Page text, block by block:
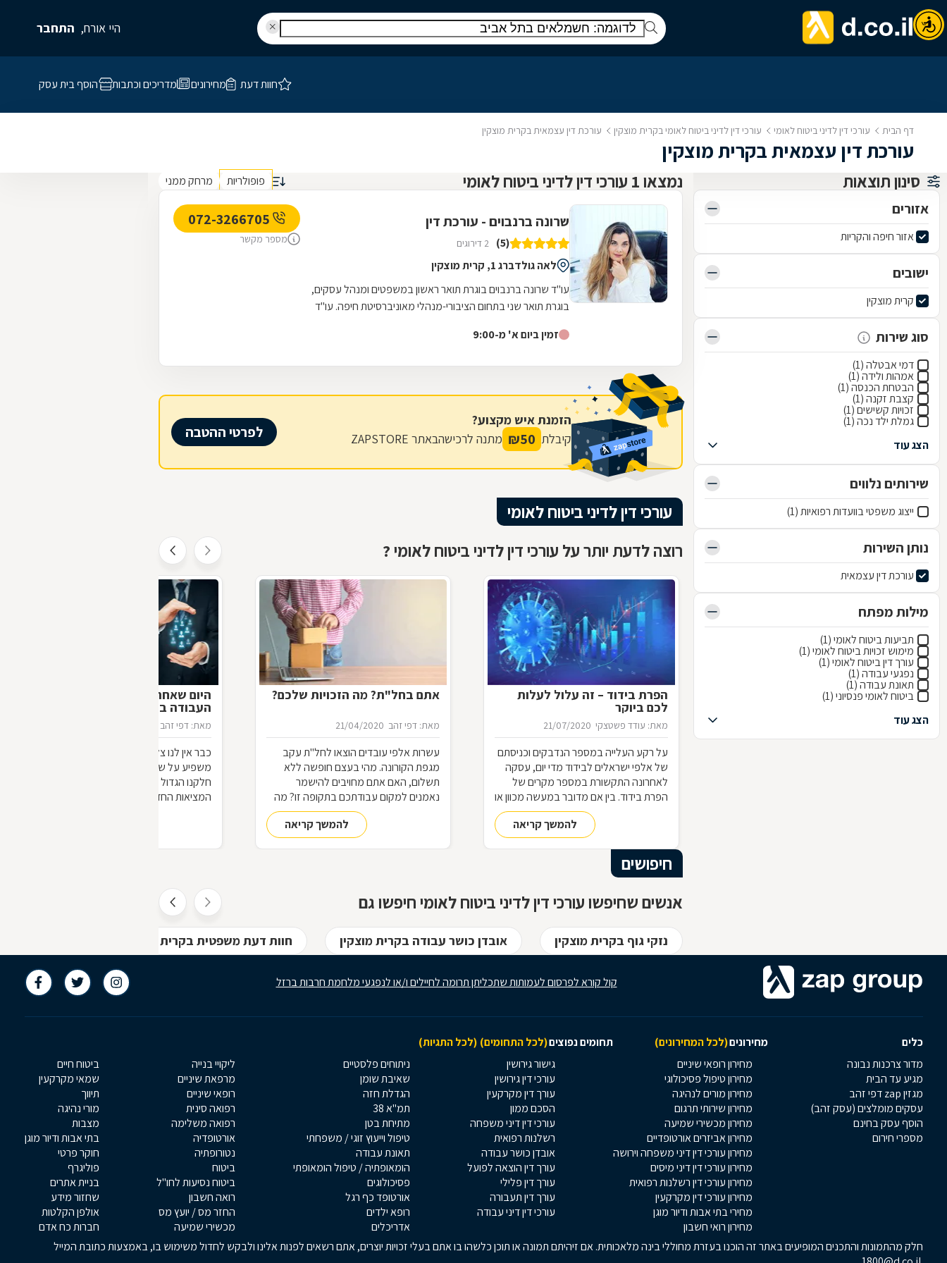
היי אורח, התחבר
חוות דעת מחירונים מדריכים וכתבות הוסף בית עסק
דף הבית עורכי דין לדיני ביטוח לאומי עורכי דין לדיני ביטוח לאומי בקרית מוצקין עורכת דין עצמאית בקרית מוצקין
עורכת דין עצמאית בקרית מוצקין
סינון תוצאות
אזורים
אזור חיפה והקריות
ישובים
קרית מוצקין
סוג שירות
דמי אבטלה (1)
אמהות ולידה (1)
הבטחת הכנסה (1)
קצבת זקנה (1)
זכויות קשישים (1)
גמלת ילד נכה (1)
הצג עוד
שירותים נלווים
ייצוג משפטי בוועדות רפואיות (1)
נותן השירות
עורכת דין עצמאית
מילות מפתח
תביעות ביטוח לאומי (1)
מימוש זכויות ביטוח לאומי (1)
עורך דין ביטוח לאומי (1)
נפגעי עבודה (1)
תאונת עבודה (1)
ביטוח לאומי פנסיוני (1)
הצג עוד
נמצאו 1 עורכי דין לדיני ביטוח לאומי פופולריות מרחק ממני
שרונה ברנבוים - עורכת דין
(5) 2 דירוגים
לאה גולדברג 1, קרית מוצקין
עו"ד שרונה ברנבוים בוגרת תואר ראשון במשפטים ומנהל עסקים,
בוגרת תואר שני בתחום הציבורי-מנהלי מאוניברסיטת חיפה. עו"ד
זמין ביום א' מ-9:00
מספר מקשר
הזמנת איש מקצוע?
קיבלת 50
₪ מתנה לרכישהבאתר ZAPSTORE לפרטי ההטבה
עורכי דין לדיני ביטוח לאומי
רוצה לדעת יותר על עורכי דין לדיני ביטוח לאומי ?
הפרת בידוד – זה עלול לעלות
לכם ביוקר
מאת: עודד פשטצקי 21/07/2020
על רקע העלייה במספר הנדבקים וכניסתם
של אלפי ישראלים לבידוד מדי יום, עסקה
לאחרונה התקשורת במספר מקרים של
הפרת בידוד. בין אם מדובר במעשה מכוון או
באי הבנה של תנאי הבידוד, להפרת הבידוד
ישנן השלכות אותן חשוב להכירלהמשך קריאה
אתם בחל"ת? מה הזכויות שלכם?
מאת: דפי זהב 21/04/2020
עשרות אלפי עובדים הוצאו לחל"ת עקב
מגפת הקורונה. מהי בעצם חופשה ללא
תשלום, האם אתם מחויבים להישמר
נאמנים למקום עבודתכם בתקופה זו? מה
ההבדל בין חל"ת לפיטורים? האם תחזרו
לעבודה בתום תקופת החל"ת?להמשך קריאה
היום שאחרי מחר: כיצד יראה עולם
העבודה ביום שאחרי הקורונה?
מאת: דפי זהב
כבר אין לנו צל של ספק שמשבר הקורונה
משפיע על שוק העבודה בישראל ובעולם.
חלקנו הגדול יכול כבר לנחש את פני
המציאות החדשה שתיווצר בעולם
וקטן של נדבקים, מספר הולך וקטן של
נפטרים, ועל ביטול מצב החירום. איננו
יודעים עדיין מתי יבוא היום הזה, אבל הוא
יבוא, וכאשר הוא יגיע, נגלה שוירוס הקורנה
היה רק הטריגר שדוחף את שוק העבודה
חיפושים
אנשים שחיפשו עורכי דין לדיני ביטוח לאומי חיפשו גם
נזקי גוף בקרית מוצקין אובדן כושר עבודה בקרית מוצקין חוות דעת משפטית בקרית מוצקין
קול קורא לפרסום לעמותות שתכליתן תרומה לחיילים ו/או לנפגעי מלחמת חרבות ברזל
כלים מחירונים(לכל המחירונים) תחומים נפוצים(לכל התחומים) (לכל התגיות)
מדור צרכנות נבונה
מגיע עד הבית
מגזין zap דפי זהב
עסקים מומלצים (עסק זהב)
הוסף עסק בחינם
מספרי חירום
מחירון רופאי שיניים
מחירון טיפול פסיכולוגי
מחירון מורים לנהיגה
מחירון שירותי תרגום
מחירון מכשירי שמיעה
מחירון אביזרים אורטופדיים
מחירון עורכי דין דיני משפחה וירושה
מחירון עורכי דין דיני מיסים
מחירון עורכי דין רשלנות רפואית
מחירון עורכי דין מקרקעין
מחירי בתי אבות ודיור מוגן
מחירון רואי חשבון
גישור גירושין
עורכי דין גירושין
עורך דין מקרקעין
הסכם ממון
עורכי דין דיני משפחה
רשלנות רפואית
אובדן כושר עבודה
עורך דין הוצאה לפועל
עורך דין פלילי
עורך דין תעבורה
עורכי דין דיני עבודה
ניתוחים פלסטיים
שאיבת שומן
הגדלת חזה
תמ"א 38
מתיחת בטן
טיפול וייעוץ זוגי / משפחתי
תאונת עבודה
הומאופתיה / טיפול הומאופתי
פסיכולוגים
אורטופד כף רגל
רופא ילדים
אדריכלים
ליקויי בנייה
מרפאת שיניים
רופאי שיניים
רפואה סינית
רפואה משלימה
אורטופדיה
נטורופתיה
ביטוח
ביטוח נסיעות לחו"ל
רואה חשבון
החזר מס / יועץ מס
מכשירי שמיעה
ביטוח חיים
שמאי מקרקעין
תיווך
מורי נהיגה
מצבות
בתי אבות ודיור מוגן
חוקר פרטי
פוליגרף
בניית אתרים
שחזור מידע
אולפן הקלטות
חברות כח אדם
חלק מהתמונות והתכנים המופיעים באתר זה הוכנו בעזרת מחוללי בינה מלאכותית. אם זיהיתם תמונה או תוכן כלשהו בו אתם בעלי זכויות יוצרים, אתם רשאים לפנות אלינו ולבקש לחדול משימוש בו, באמצעות כתובת המייל